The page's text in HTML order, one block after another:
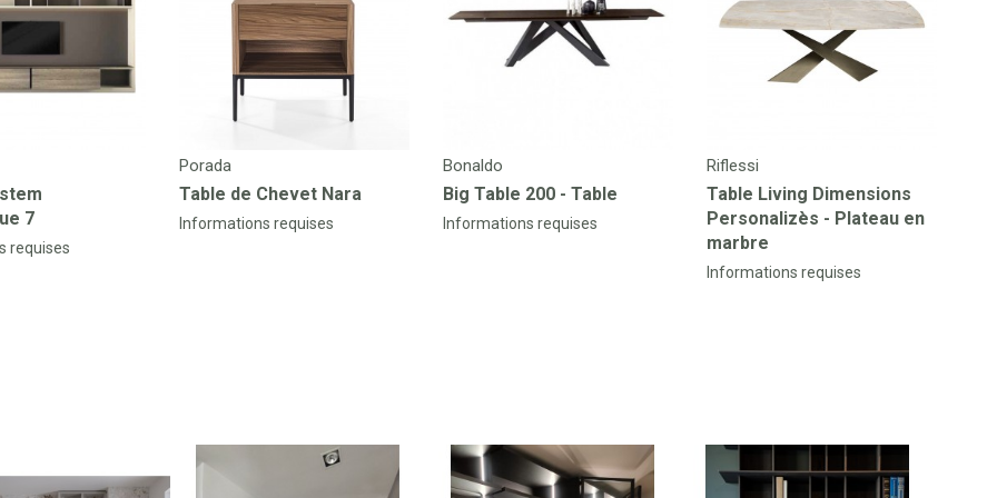
7
requises
Porada
Table de Chevet Nara
Informations requises
Bonaldo
Big Table 200 - Table
Informations requises
Riflessi
Table Living Dimensions
Personalizès - Plateau en
marbre
Informations requises